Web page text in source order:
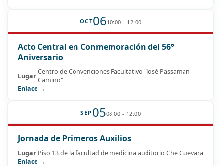
OCT0610:00 - 12:00
Acto Central en Conmemoración del 56°
Aniversario
Lugar:Centro de Convenciones Facultativo "José Passaman
Camino"
Enlace →
SEP 0508:00 - 12:00
Jornada de Primeros Auxilios
Lugar:Piso 13 de la facultad de medicina auditorio Che Guevara
Enlace →